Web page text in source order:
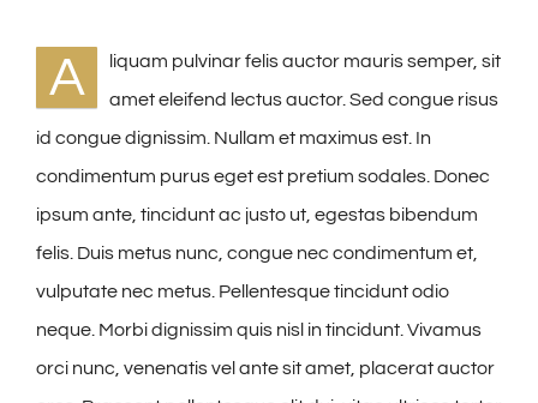
A
liquam pulvinar felis auctor mauris semper, sit
amet eleifend lectus auctor. Sed congue risus
id congue dignissim. Nullam et maximus est. In
condimentum purus eget est pretium sodales. Donec
ipsum ante, tincidunt ac justo ut, egestas bibendum
felis. Duis metus nunc, congue nec condimentum et,
vulputate nec metus. Pellentesque tincidunt odio
neque. Morbi dignissim quis nisl in tincidunt. Vivamus
orci nunc, venenatis vel ante sit amet, placerat auctor